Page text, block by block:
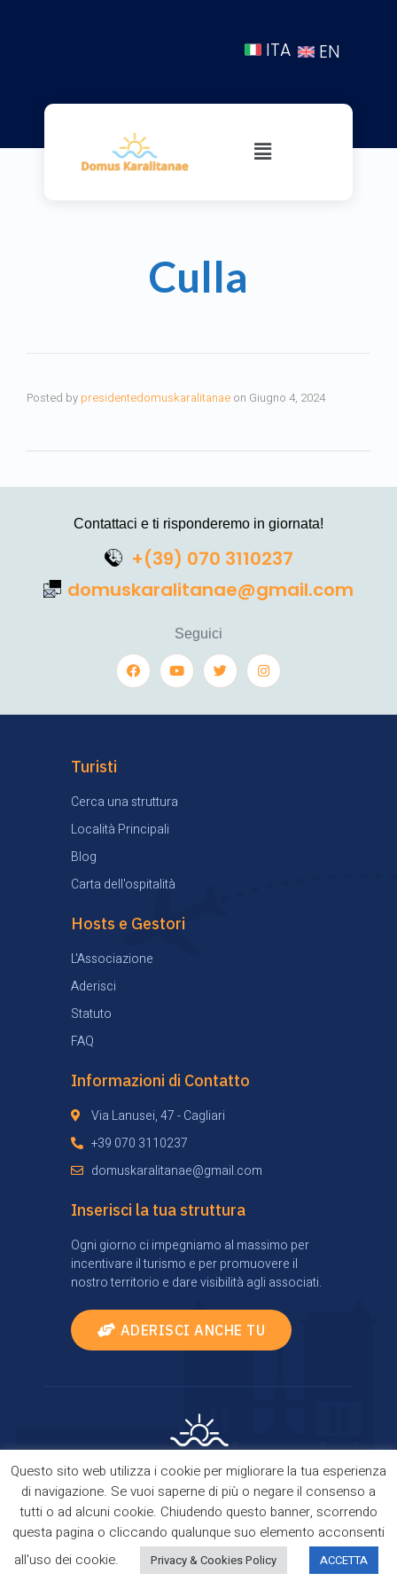
ITA EN
Culla
Posted by presidentedomuskaralitanae on Giugno 4, 2024
Contattaci e ti risponderemo in giornata!
+(39) 070 3110237
domuskaralitanae@gmail.com
Seguici
Turisti
Cerca una struttura
Località Principali
Blog
Carta dell'ospitalità
Hosts e Gestori
L'Associazione
Aderisci
Statuto
FAQ
Informazioni di Contatto
Via Lanusei, 47 - Cagliari
+39 070 3110237
domuskaralitanae@gmail.com
Inserisci la tua struttura
Ogni giorno ci impegniamo al massimo per
incentivare il turismo e per promuovere il
nostro territorio e dare visibilità agli associati.
ADERISCI ANCHE TU
Privacy Policy| Cookie Policy| Comes true thanks
toTourismBrain
Copyright © 2021 Domus Kalaritanae. All Rights
Reserved.
Questo sito web utilizza i cookie per migliorare la tua esperienza
di navigazione. Se vuoi saperne di più o negare il consenso a
tutti o ad alcuni cookie. Chiudendo questo banner, scorrendo
questa pagina o cliccando qualunque suo elemento acconsenti
all'uso dei cookie.
Privacy & Cookies Policy ACCETTA